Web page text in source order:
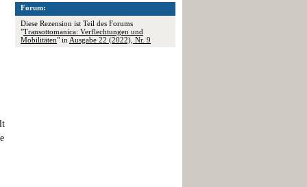
Forum:
Diese Rezension ist Teil des Forums
"Transottomanica: Verflechtungen und
Mobilitäten" in Ausgabe 22 (2022), Nr. 9